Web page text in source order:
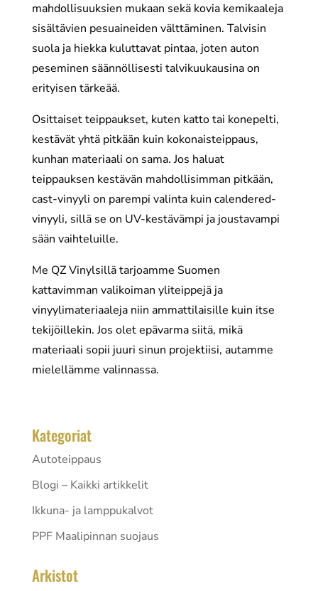
mahdollisuuksien mukaan sekä kovia kemikaaleja
sisältävien pesuaineiden välttäminen. Talvisin
suola ja hiekka kuluttavat pintaa, joten auton
peseminen säännöllisesti talvikuukausina on
erityisen tärkeää.
Osittaiset teippaukset, kuten katto tai konepelti,
kestävät yhtä pitkään kuin kokonaisteippaus,
kunhan materiaali on sama. Jos haluat
teippauksen kestävän mahdollisimman pitkään,
cast-vinyyli on parempi valinta kuin calendered-
vinyyli, sillä se on UV-kestävämpi ja joustavampi
sään vaihteluille.
Me QZ Vinylsillä tarjoamme Suomen
kattavimman valikoiman yliteippejä ja
vinyylimateriaaleja niin ammattilaisille kuin itse
tekijöillekin. Jos olet epävarma siitä, mikä
materiaali sopii juuri sinun projektiisi, autamme
mielellämme valinnassa.
Kategoriat
Autoteippaus
Blogi – Kaikki artikkelit
Ikkuna- ja lamppukalvot
PPF Maalipinnan suojaus
Arkistot